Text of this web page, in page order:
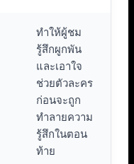
ทำให้ผู้ชม
รู้สึกผูกพัน
และเอาใจ
ช่วยตัวละคร
ก่อนจะถูก
ทำลายความ
รู้สึกในตอน
ท้าย